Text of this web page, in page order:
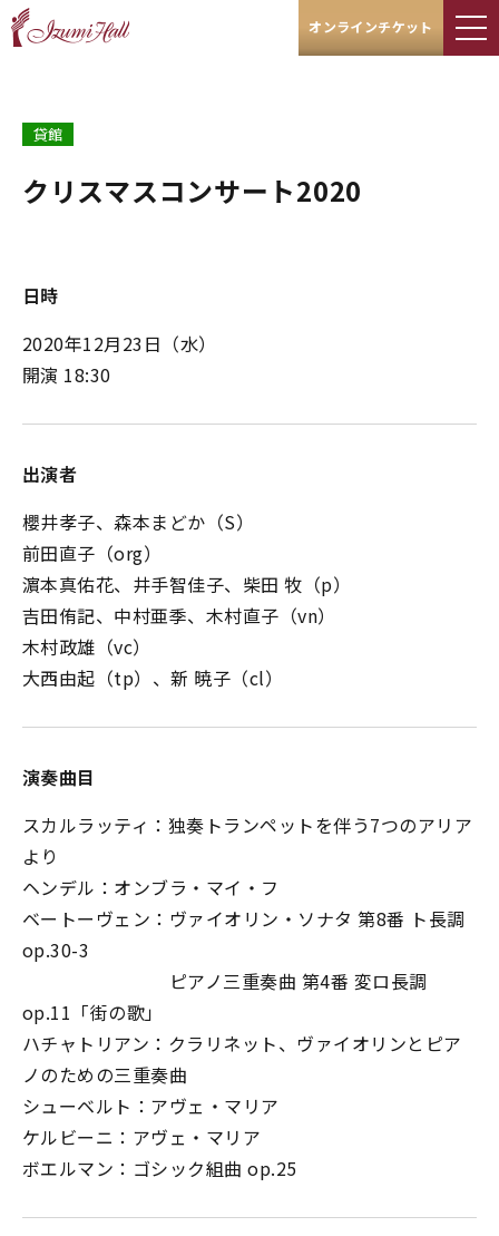
オンラインチケット
貸館
クリスマスコンサート2020
日時
2020年12月23日 （水）
開演 18:30
出演者
櫻井孝子、森本まどか（S）
前田直子（org）
濵本真佑花、井手智佳子、柴田 牧（p）
吉田侑記、中村亜季、木村直子（vn）
木村政雄（vc）
大西由起（tp）、新 暁子（cl）
演奏曲目
スカルラッティ：独奏トランペットを伴う7つのアリア
より
ヘンデル：オンブラ・マイ・フ
ベートーヴェン：ヴァイオリン・ソナタ 第8番 ト長調
op.30-3
ピアノ三重奏曲 第4番 変ロ長調
op.11「街の歌」
ハチャトリアン：クラリネット、ヴァイオリンとピア
ノのための三重奏曲
シューベルト：アヴェ・マリア
ケルビーニ：アヴェ・マリア
ボエルマン：ゴシック組曲 op.25